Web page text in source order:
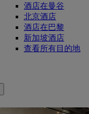
酒店在曼谷
北京酒店
酒店在巴黎
新加坡酒店
查看所有目的地